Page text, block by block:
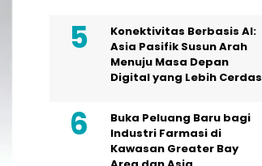
Konektivitas Berbasis AI:
Asia Pasifik Susun Arah
Menuju Masa Depan
Digital yang Lebih Cerdas
Buka Peluang Baru bagi
Industri Farmasi di
Kawasan Greater Bay